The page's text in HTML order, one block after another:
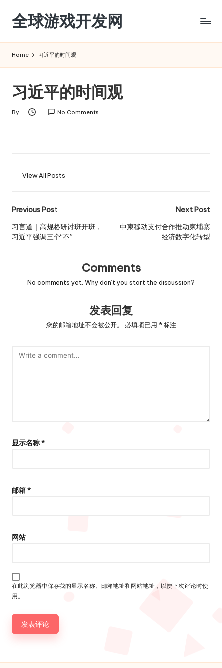
Skip
content
全球游戏开发网
Home 习近平的时间观
习近平的时间观
Posted
By No Comments
View All Posts
Post
navigation
Previous Post
习言道｜高规格研讨班开班，
习近平强调三个“不”
Next Post
中柬移动支付合作推动柬埔寨
经济数字化转型
Comments
No comments yet. Why don’t you start the discussion?
发表回复
您的邮箱地址不会被公开。 必填项已用 *标注
显示名称*
邮箱*
网站
在此浏览器中保存我的显示名称、邮箱地址和网站地址，以便下次评论时使
用。